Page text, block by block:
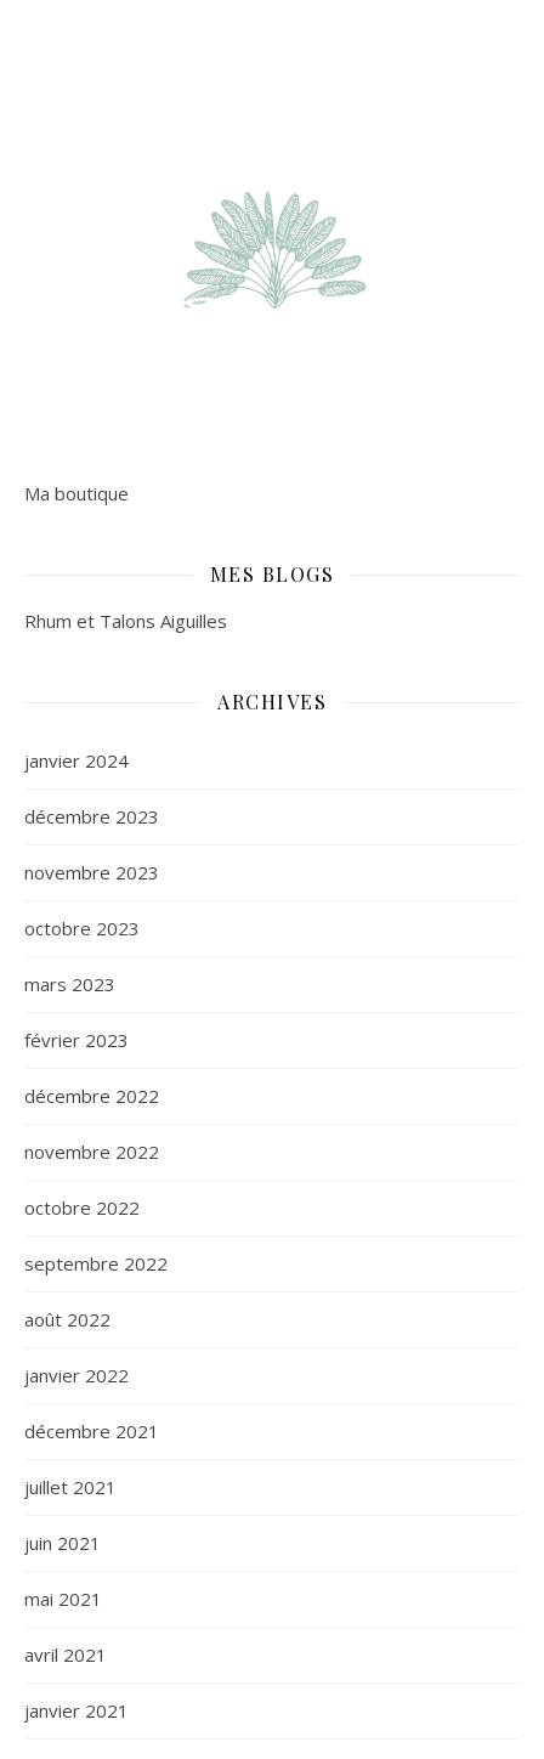
Ma boutique
MES BLOGS
Rhum et Talons Aiguilles
ARCHIVES
janvier 2024
décembre 2023
novembre 2023
octobre 2023
mars 2023
février 2023
décembre 2022
novembre 2022
octobre 2022
septembre 2022
août 2022
janvier 2022
décembre 2021
juillet 2021
juin 2021
mai 2021
avril 2021
janvier 2021